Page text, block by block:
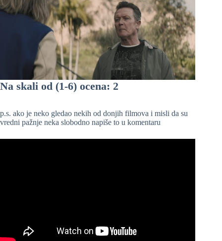
Na skali od (1-6) ocena: 2
p.s. ako je neko gledao nekih od donjih filmova i misli da su
vredni pažnje neka slobodno napiše to u komentaru